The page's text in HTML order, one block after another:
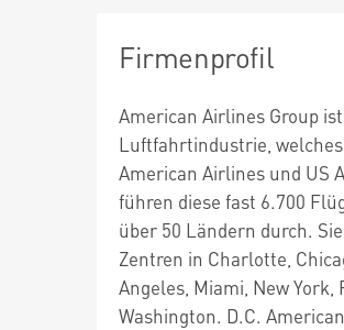
Firmenprofil
American Airlines Group
Luftfahrtindustrie,
American Airlines und US
führen diese fast 6.700
über 50 Ländern durch.
Zentren in Charlotte,
Angeles, Miami, New
Washington. D.C.